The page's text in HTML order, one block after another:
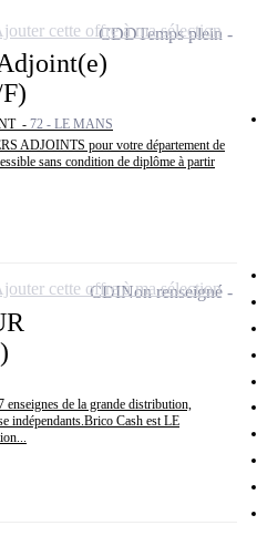
- 72 - LE MANS
ADJOINTS pour votre département de
sans condition de diplôme à partir
CDDTemps plein
cette offre à ma sélection
enseignes de la grande distribution,
indépendants.Brico Cash est LE
CDINon renseigné
cette offre à ma sélection